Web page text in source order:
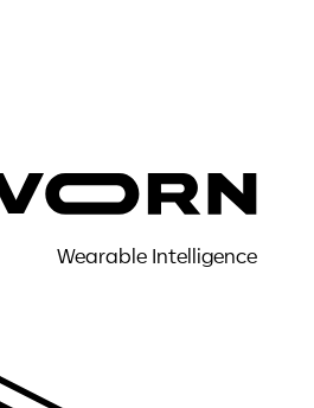
Wearable Intelligence